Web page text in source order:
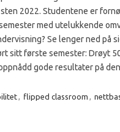
2022. Studentene er
med utelukkende
Se lenger ned på
sitt første semester: Drøyt
gode resultater på
, flipped classroom ,